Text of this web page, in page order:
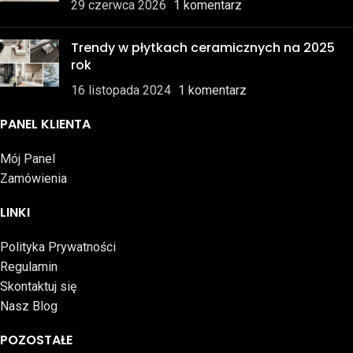
29 czerwca 2026 1 komentarz
Trendy w płytkach ceramicznych na 2025
rok
16 listopada 2024 1 komentarz
PANEL KLIENTA
Mój Panel
Zamówienia
LINKI
Polityka Prywatności
Regulamin
Skontaktuj się
Nasz Blog
POZOSTAŁE